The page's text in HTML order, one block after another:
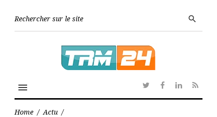
search
menu
TwitterFacebook
Linkedin
RSS
Home / Actu /